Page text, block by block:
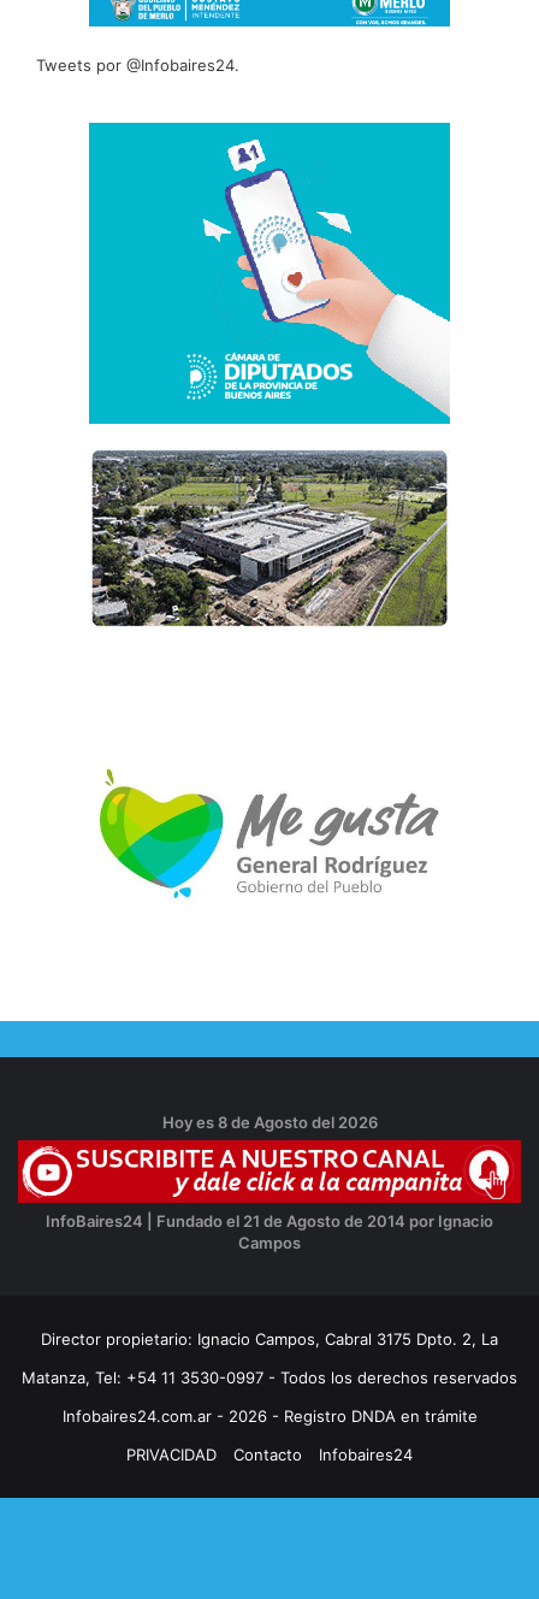
Tweets por @Infobaires24.
Hoy es 8 de Agosto del 2026
InfoBaires24 | Fundado el 21 de Agosto de 2014 por Ignacio
Campos
Director propietario: Ignacio Campos, Cabral 3175 Dpto. 2, La
Matanza, Tel: +54 11 3530-0997 - Todos los derechos reservados
Infobaires24.com.ar - 2026 - Registro DNDA en trámite
PRIVACIDAD
Contacto Infobaires24